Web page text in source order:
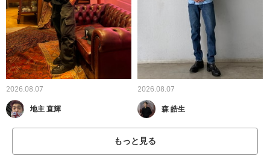
2026.08.07
地主 直輝
2026.08.07
森 皓生
もっと見る